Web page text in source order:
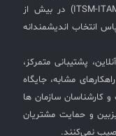
حوزه‌ی(ITSM-ITAM-ITOM-COBIT-WSM-ISO20000-SIEM) در بیش از
انتخاب اندیشمندانه
پشتیبانی متمرکز،
مشابه، جایگاه
و کارشناسان سازمان ها
و حمایت مشتریان
نمی‌کنند.